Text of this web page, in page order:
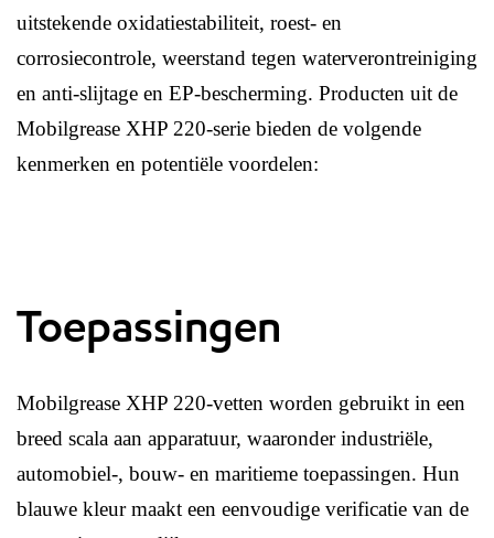
uitstekende oxidatiestabiliteit, roest- en
corrosiecontrole, weerstand tegen waterverontreiniging
en anti-slijtage en EP-bescherming. Producten uit de
Mobilgrease XHP 220-serie bieden de volgende
kenmerken en potentiële voordelen:
Toepassingen
Mobilgrease XHP 220-vetten worden gebruikt in een
breed scala aan apparatuur, waaronder industriële,
automobiel-, bouw- en maritieme toepassingen. Hun
blauwe kleur maakt een eenvoudige verificatie van de